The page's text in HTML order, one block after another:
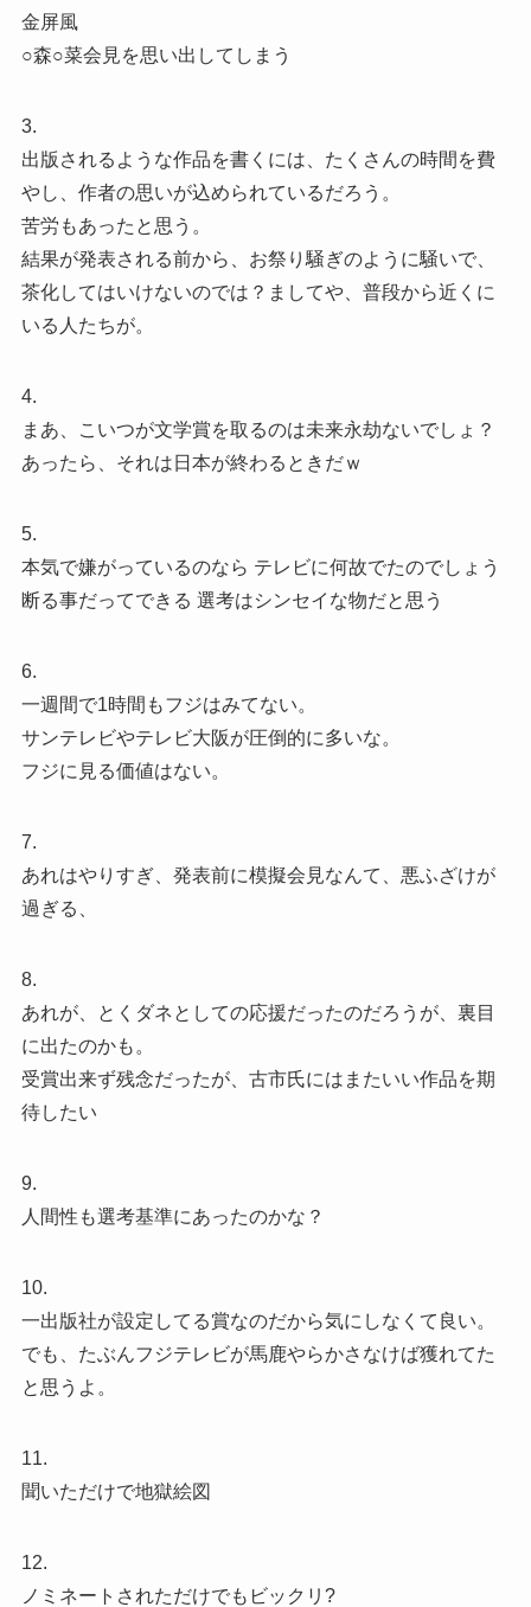
金屏風
○森○菜会見を思い出してしまう
3.
出版されるような作品を書くには、たくさんの時間を費
やし、作者の思いが込められているだろう。
苦労もあったと思う。
結果が発表される前から、お祭り騒ぎのように騒いで、
茶化してはいけないのでは？ましてや、普段から近くに
いる人たちが。
4.
まあ、こいつが文学賞を取るのは未来永劫ないでしょ？
あったら、それは日本が終わるときだｗ
5.
本気で嫌がっているのなら テレビに何故でたのでしょう
断る事だってできる 選考はシンセイな物だと思う
6.
一週間で1時間もフジはみてない。
サンテレビやテレビ大阪が圧倒的に多いな。
フジに見る価値はない。
7.
あれはやりすぎ、発表前に模擬会見なんて、悪ふざけが
過ぎる、
8.
あれが、とくダネとしての応援だったのだろうが、裏目
に出たのかも。
受賞出来ず残念だったが、古市氏にはまたいい作品を期
待したい
9.
人間性も選考基準にあったのかな？
10.
一出版社が設定してる賞なのだから気にしなくて良い。
でも、たぶんフジテレビが馬鹿やらかさなけば獲れてた
と思うよ。
11.
聞いただけで地獄絵図
12.
ノミネートされただけでもビックリ?